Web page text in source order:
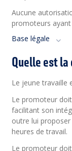
Aucune
promoteurs ayant
Base légale
Quelle est
Le jeune travaille
Le promoteur
facilitant son
outre lui
heures de travail.
Le promoteur